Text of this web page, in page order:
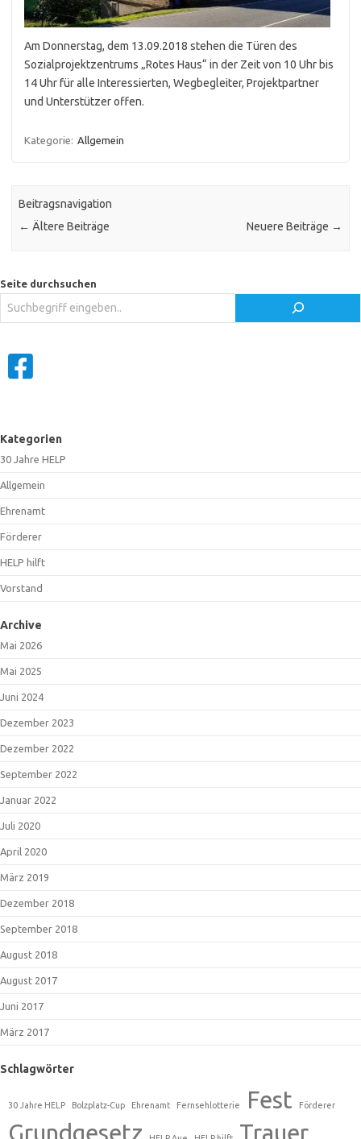
Am Donnerstag, dem 13.09.2018 stehen die Türen des
Sozialprojektzentrums „Rotes Haus“ in der Zeit von 10 Uhr bis
14 Uhr für alle Interessierten, Wegbegleiter, Projektpartner
und Unterstützer offen.
Kategorie: Allgemein
Beitragsnavigation
← Ältere Beiträge Neuere Beiträge →
Seite durchsuchen
Kategorien
30 Jahre HELP
Allgemein
Ehrenamt
Förderer
HELP hilft
Vorstand
Archive
Mai 2026
Mai 2025
Juni 2024
Dezember 2023
Dezember 2022
September 2022
Januar 2022
Juli 2020
April 2020
März 2019
Dezember 2018
September 2018
August 2018
August 2017
Juni 2017
März 2017
Schlagwörter
30 Jahre HELP Bolzplatz-Cup Ehrenamt Fernsehlotterie Fest Förderer
Grundgesetz Trauer